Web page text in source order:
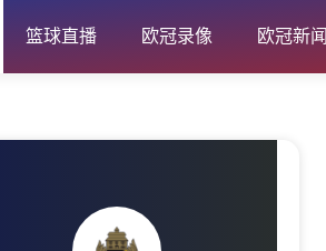
篮球直播 欧冠录像 欧冠新闻